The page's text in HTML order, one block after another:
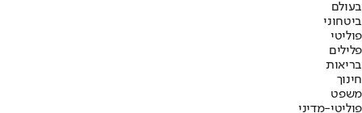
בעולם
ביטחוני
פוליטי
פלילים
בריאות
חינוך
משפט
פוליטי-מדיני